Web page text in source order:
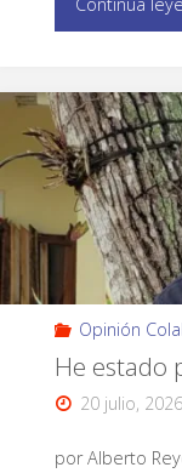
Opinión
He estado
20 julio, 2026
por Alberto